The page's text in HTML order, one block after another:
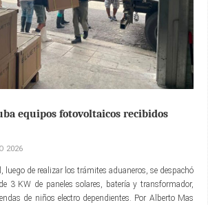
equipos fotovoltaicos recibidos
2026
luego de realizar los trámites aduaneros, se despachó
3 KW de paneles solares, batería y transformador,
de niños electro dependientes. Por Alberto Mas